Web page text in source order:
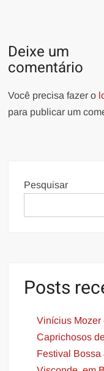
Deixe um
comentário
Você precisa fazer o
para publicar um
Pesquisar
Posts
Vinícius Mozer
Caprichosos
Festival Bossa